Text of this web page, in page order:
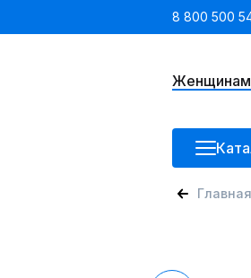
8 800 500
Женщинам
Главная